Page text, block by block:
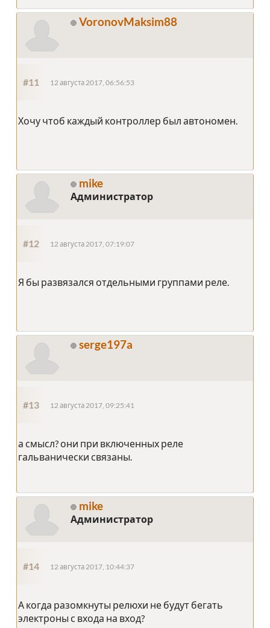
VoronovMaksim88
#11 12 августа 2017, 06:56:53
Хочу чтоб каждый контроллер был автономен.
mike
Администратор
#12 12 августа 2017, 07:19:07
Я бы развязался отдельными группами реле.
serge197a
#13 12 августа 2017, 09:25:41
а смысл? они при включенных реле
гальванически связаны.
mike
Администратор
#14 12 августа 2017, 10:44:37
А когда разомкнуты релюхи не будут бегать
электроны с входа на вход?